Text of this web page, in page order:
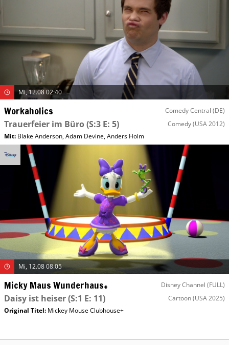
Mi, 12.08 02:40
Workaholics Comedy Central (DE)
Trauerfeier im Büro(S:3 E: 5) Comedy(USA 2012)
Mit: Blake Anderson,Adam Devine,Anders Holm
Mi, 12.08 08:05
Micky Maus Wunderhaus+ Disney Channel (FULL)
Daisy ist heiser(S:1 E: 11) Cartoon(USA 2025)
Original Titel: Mickey Mouse Clubhouse+